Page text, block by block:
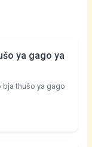
ya gago ya
bja thušo ya gago